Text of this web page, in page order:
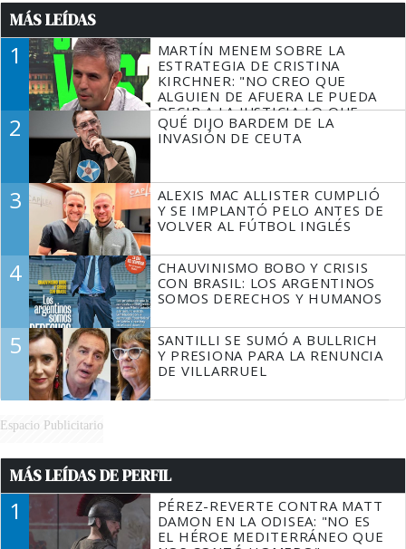
MÁS LEÍDAS
1
MARTÍN MENEM SOBRE LA
ESTRATEGIA DE CRISTINA
KIRCHNER: "NO CREO QUE
ALGUIEN DE AFUERA LE PUEDA
DECIR A LA JUSTICIA LO QUE
TIENE QUE HACER"
2
QUÉ DIJO BARDEM DE LA
INVASIÓN DE CEUTA
3
ALEXIS MAC ALLISTER CUMPLIÓ
Y SE IMPLANTÓ PELO ANTES DE
VOLVER AL FÚTBOL INGLÉS
4
CHAUVINISMO BOBO Y CRISIS
CON BRASIL: LOS ARGENTINOS
SOMOS DERECHOS Y HUMANOS
5
SANTILLI SE SUMÓ A BULLRICH
Y PRESIONA PARA LA RENUNCIA
DE VILLARRUEL
Espacio Publicitario
MÁS LEÍDAS DE PERFIL
1
PÉREZ-REVERTE CONTRA MATT
DAMON EN LA ODISEA: "NO ES
EL HÉROE MEDITERRÁNEO QUE